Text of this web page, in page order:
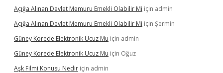
Açığa Alınan Devlet Memuru Emekli Olabilir Mi için admin
Açığa Alınan Devlet Memuru Emekli Olabilir Mi için Şermin
Güney Korede Elektronik Ucuz Mu için admin
Güney Korede Elektronik Ucuz Mu için Oğuz
Aşk Filmi Konusu Nedir için admin